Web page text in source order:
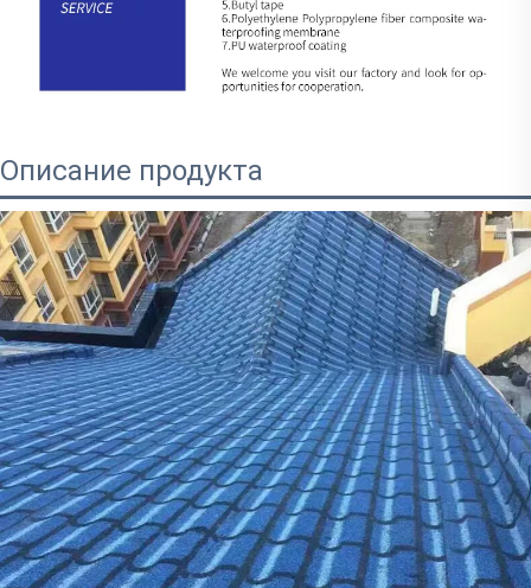
Описание продукта